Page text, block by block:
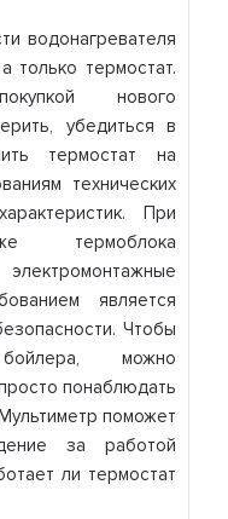
водонагревателя
только термостат.
нового
убедиться в
термостат на
технических
При
термоблока
является
Чтобы
можно
понаблюдать
поможет
за работой
ли термостат